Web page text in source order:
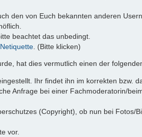
den von Euch bekannten anderen Usern.
beachtet das unbedingt.
Netiquette . (Bitte klicken)
hat dies vermutlich einen der
Ihr findet ihn im korrekten bzw.
Anfrage bei einer Fachmoderatorin/
(Copyright), ob nun bei Fotos/
vor.